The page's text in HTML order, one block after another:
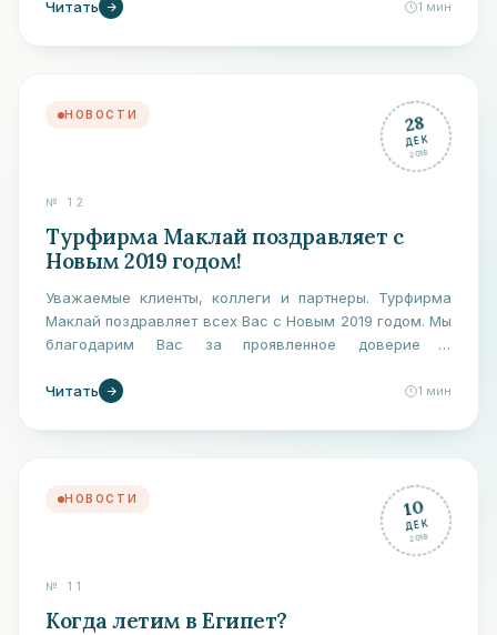
от…
Читать 1 мин
НОВОСТИ 28
ДЕК
2018
№12
Турфирма Маклай поздравляет с
Новым 2019 годом!
Уважаемые клиенты, коллеги и партнеры. Турфирма
Маклай поздравляет всех Вас с Новым 2019 годом. Мы
благодарим Вас за проявленное доверие и
Читать
1 мин
НОВОСТИ 10
ДЕК
2018
№11
Когда летим в Египет?